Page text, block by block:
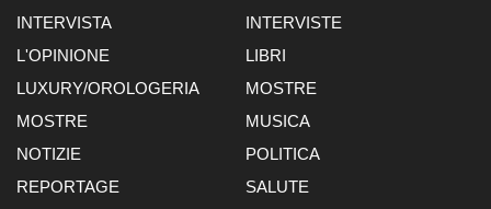
INTERVISTA
INTERVISTE
L'OPINIONE
LIBRI
LUXURY/OROLOGERIA
MOSTRE
MOSTRE
MUSICA
NOTIZIE
POLITICA
REPORTAGE
SALUTE